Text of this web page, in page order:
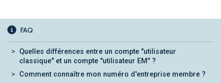
FAQ
Quelles différences entre un compte "utilisateur
classique" et un compte "utilisateur EM" ?
Comment connaître mon numéro d'entreprise membre ?